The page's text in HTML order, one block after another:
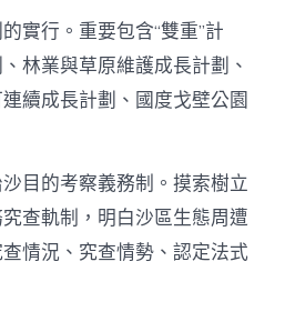
實行。重要包含“雙重”計
林業與草原維護成長計劃、
續成長計劃、國度戈壁公園
目的考察義務制。摸索樹立
查軌制，明白沙區生態周遭
情況、究查情勢、認定法式